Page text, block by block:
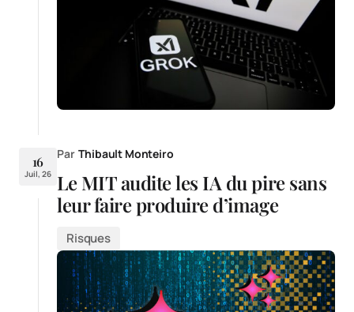
16
Juil, 26
Par Thibault Monteiro
Le MIT audite les IA du pire sans
leur faire produire d’image
Risques